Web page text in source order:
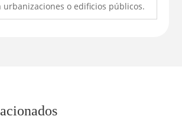
urbanizaciones o edificios públicos.